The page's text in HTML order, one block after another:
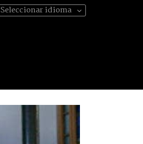
Seleccionar idioma